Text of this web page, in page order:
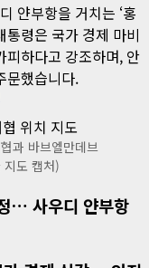
얀부항을 거치는 ‘홍
통령은 국가 경제 마비
피하다고 강조하며, 안
문했습니다.
과 바브엘만데브
도 캡처)
… 사우디 얀부항